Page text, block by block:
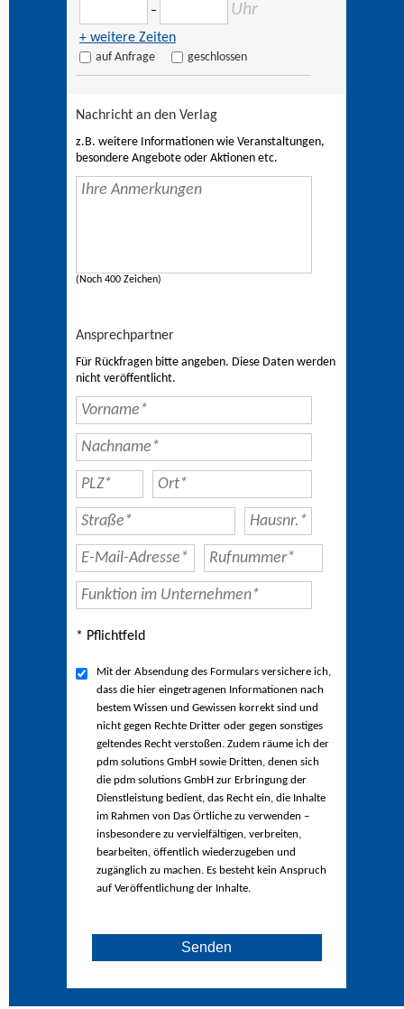
– Uhr
+ weitere Zeiten
auf Anfrage geschlossen
Nachricht an den Verlag
z.B. weitere Informationen wie Veranstaltungen,
besondere Angebote oder Aktionen etc.
(Noch 400 Zeichen)
Ansprechpartner
Für Rückfragen bitte angeben. Diese Daten werden
nicht veröffentlicht.
* Pflichtfeld
Mit der Absendung des Formulars versichere ich,
dass die hier eingetragenen Informationen nach
bestem Wissen und Gewissen korrekt sind und
nicht gegen Rechte Dritter oder gegen sonstiges
geltendes Recht verstoßen. Zudem räume ich der
pdm solutions GmbH sowie Dritten, denen sich
die pdm solutions GmbH zur Erbringung der
Dienstleistung bedient, das Recht ein, die Inhalte
im Rahmen von Das Örtliche zu verwenden –
insbesondere zu vervielfältigen, verbreiten,
bearbeiten, öffentlich wiederzugeben und
zugänglich zu machen. Es besteht kein Anspruch
auf Veröffentlichung der Inhalte.
Senden